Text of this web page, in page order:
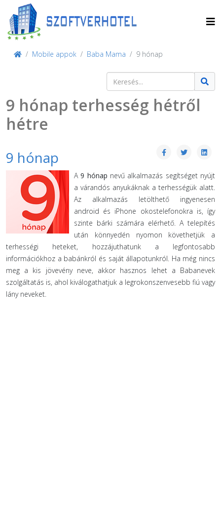
Mobile appok Baba Mama 9 hónap
Keresés
9 hónap terhesség hétről
hétre
9 hónap
A9 hónap nevű alkalmazás segítséget nyújt
a várandós anyukáknak a terhességük alatt.
Az alkalmazás letölthető ingyenesen
android és iPhone okostelefonokra is, így
szinte bárki számára elérhető. A telepítés
után könnyedén nyomon követhetjük a
terhességi heteket, hozzájuthatunk a legfontosabb
információkhoz a babánkról és saját állapotunkról. Ha még nincs
meg a kis jövevény neve, akkor hasznos lehet a Babanevek
szolgáltatás is, ahol kiválogathatjuk a legrokonszenvesebb fiú vagy
lány neveket.